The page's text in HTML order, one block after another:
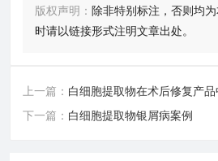
版权声明： 除非特别标注，否则均
时请以链接形式注明文章出处。
上一篇： 白细胞提取物在术后修复产
下一篇： 白细胞提取物银屑病案例